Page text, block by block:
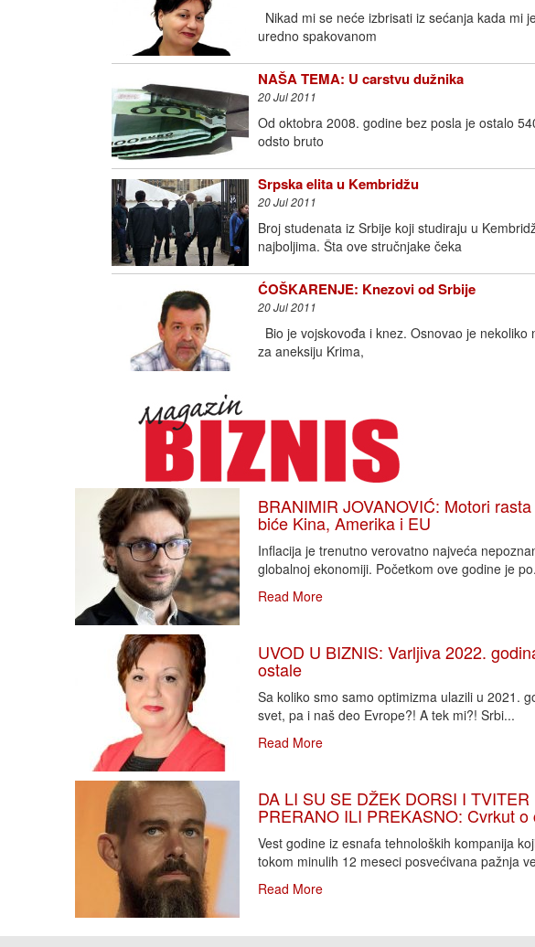
Nikad mi se neće izbrisati iz sećanja kada mi
uredno spakovanom
NAŠA TEMA: U carstvu dužnika
20 Jul 2011
Od oktobra 2008. godine bez posla je ostalo
odsto bruto
Srpska elita u Kembridžu
20 Jul 2011
Broj studenata iz Srbije koji studiraju u
najboljima. Šta ove stručnjake čeka
ĆOŠKARENJE: Knezovi od Srbije
20 Jul 2011
Bio je vojskovođa i knez. Osnovao je
za aneksiju Krima,
BRANIMIR JOVANOVIĆ: Motori
biće Kina, Amerika i EU
Inflacija je trenutno verovatno najveća
globalnoj ekonomiji. Početkom ove godine je
Read More
UVOD U BIZNIS: Varljiva 2022.
ostale
Sa koliko smo samo optimizma ulazili u 2021.
svet, pa i naš deo Evrope?! A tek mi?! Srbi...
Read More
DA LI SU SE DŽEK DORSI I TVITER
PRERANO ILI PREKASNO: Cvrkut o
Vest godine iz esnafa tehnoloških kompanija
tokom minulih 12 meseci posvećivana pažnja
Read More